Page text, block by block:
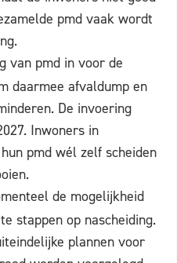
pmd vaak wordt
van pmd in voor de
daarmee afvaldump en
De invoering
Inwoners in
pmd wél zelf scheiden
de mogelijkheid
stappen op nascheiding.
plannen voor